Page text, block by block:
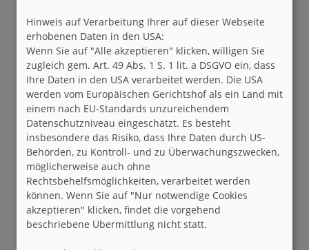
Hinweis auf Verarbeitung Ihrer auf dieser Webseite
erhobenen Daten in den USA:
Wenn Sie auf "Alle akzeptieren" klicken, willigen Sie
zugleich gem. Art. 49 Abs. 1 S. 1 lit. a DSGVO ein, dass
Ihre Daten in den USA verarbeitet werden. Die USA
werden vom Europäischen Gerichtshof als ein Land mit
einem nach EU-Standards unzureichendem
Datenschutzniveau eingeschätzt. Es besteht
insbesondere das Risiko, dass Ihre Daten durch US-
Behörden, zu Kontroll- und zu Überwachungszwecken,
möglicherweise auch ohne
Rechtsbehelfsmöglichkeiten, verarbeitet werden
können. Wenn Sie auf "Nur notwendige Cookies
akzeptieren" klicken, findet die vorgehend
beschriebene Übermittlung nicht statt.